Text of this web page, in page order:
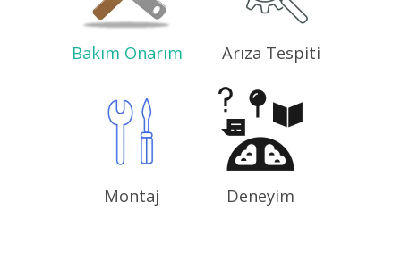
Bakım Onarım Arıza Tespiti
Montaj Deneyim